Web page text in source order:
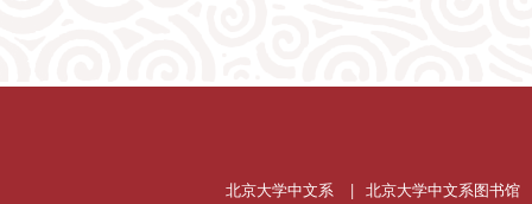
北京大学中文系 | 北京大学中文系图书馆